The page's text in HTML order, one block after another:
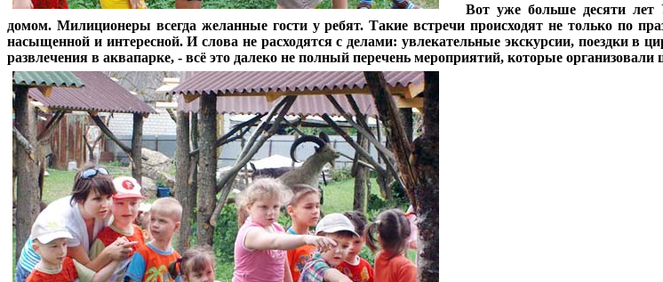
Вот уже больше десяти лет
домом. Милиционеры всегда желанные гости у ребят. Такие встречи происходят не только по
насыщенной и интересной. И слова не расходятся с делами: увлекательные экскурсии, поездки
развлечения в аквапарке, - всё это далеко не полный перечень мероприятий, которые